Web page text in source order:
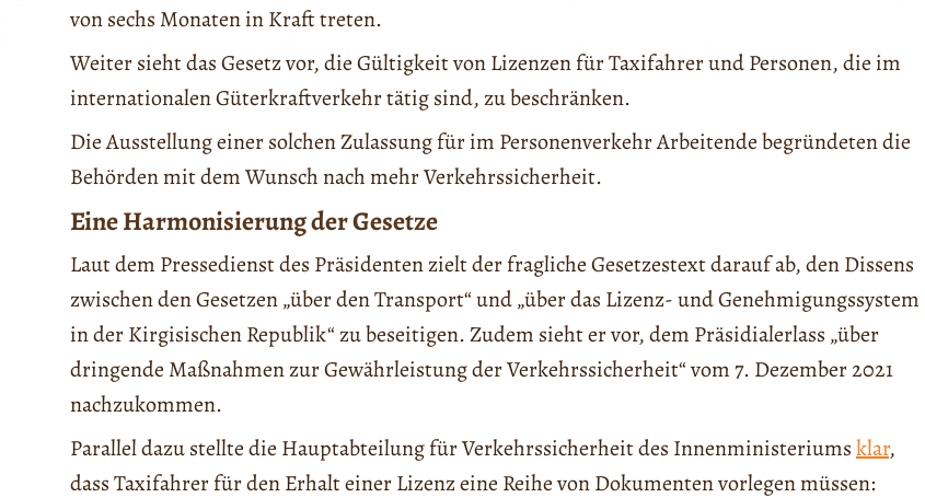
von sechs Monaten in Kraft treten.
Weiter sieht das Gesetz vor, die Gültigkeit von Lizenzen für Taxifahrer und Personen, die im
internationalen Güterkraftverkehr tätig sind, zu beschränken.
Die Ausstellung einer solchen Zulassung für im Personenverkehr Arbeitende begründeten die
Behörden mit dem Wunsch nach mehr Verkehrssicherheit.
Eine Harmonisierung der Gesetze
Laut dem Pressedienst des Präsidenten zielt der fragliche Gesetzestext darauf ab, den Dissens
zwischen den Gesetzen „über den Transport“ und „über das Lizenz- und Genehmigungssystem
in der Kirgisischen Republik“ zu beseitigen. Zudem sieht er vor, dem Präsidialerlass „über
dringende Maßnahmen zur Gewährleistung der Verkehrssicherheit“ vom 7. Dezember 2021
nachzukommen.
Parallel dazu stellte die Hauptabteilung für Verkehrssicherheit des Innenministeriumsklar,
dass Taxifahrer für den Erhalt einer Lizenz eine Reihe von Dokumenten vorlegen müssen: